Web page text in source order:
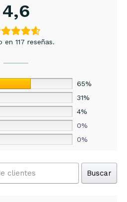
4,6
en 117 reseñas.
65%
31%
4%
0%
0%
Buscar